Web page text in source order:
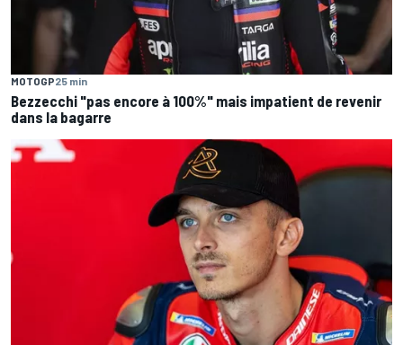
MOTOGP25 min
Bezzecchi "pas encore à 100%" mais impatient de revenir
dans la bagarre